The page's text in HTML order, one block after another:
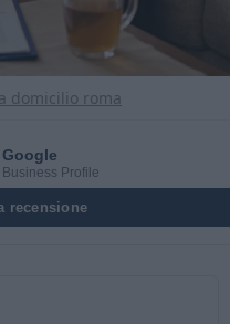
domicilio roma
Google
Business Profile
recensione